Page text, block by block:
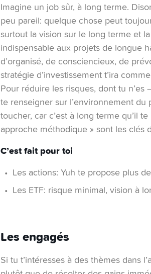
Imagine un job sûr, à long terme.
peu pareil: quelque chose peut
surtout la vision sur le long terme et
indispensable aux projets de longue
d’organisé, de consciencieux, de
stratégie d’investissement t’ira
Pour réduire les risques, dont tu n’es
te renseigner sur l’environnement
toucher, car c’est à long terme qu’il
approche méthodique » sont les clés
C’est fait pour toi
Les actions: Yuh te propose plus
Les ETF: risque minimal, vision à
Les engagés
Si tu t’intéresses à des thèmes dans